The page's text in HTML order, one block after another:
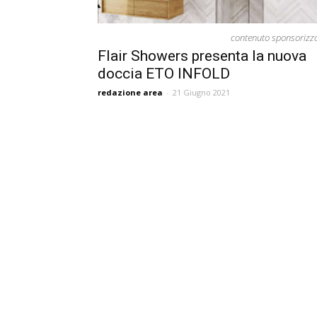
contenuto
Flair Showers presenta la nuova
doccia ETO INFOLD
redazione area - 21 Giugno 2021